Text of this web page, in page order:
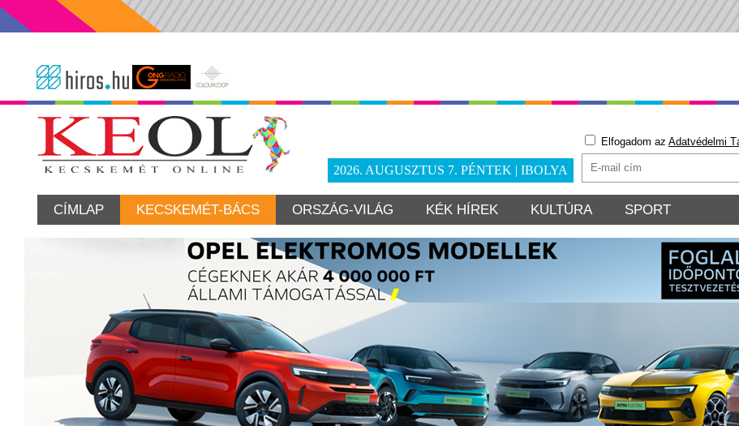
2026. AUGUSZTUS 7. PÉNTEK | IBOLYA
Elfogadom az Adatvédelmi
CÍMLAP KECSKEMÉT-BÁCS ORSZÁG-VILÁG KÉK HÍREK KULTÚRA SPORT